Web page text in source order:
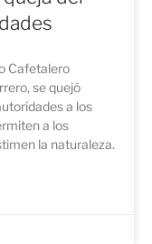
Cafetalero
se quejó
a los
a los
la naturaleza.